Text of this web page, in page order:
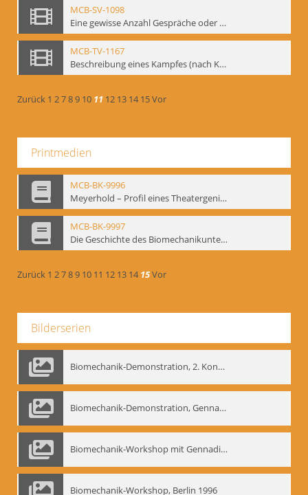
MCB-SV-1098
Eine gewisse Anzahl Gespräche oder das völlig umgearbeitete Stundenbuch, Berlin 1995.
MCB-TV-1167
Beschreibung eines Kampfes (nach Kafka)
Zurück 1 2789 10 11 12 13 14 15Vor
Printmedien
MCB-BK-9996
Meyerhold – Profil eines Theatergenies. Vortrag. Arbeitsdemonstration - interne Signatur: BM-prt-203
MCB-BK-9997
Die Geschichte des Biomechanikunterrichts im Theater der Satire - interne Signatur: BM-prt-204
Zurück 1 2789 10 11 12 13 14 15Vor
Bilderserien
Biomechanik-Demonstration, 2. Kongress der EMF, Mai 1995
Biomechanik-Demonstration, Gennadij Bogdanow im Berliner Ensemble, 04.10.1991
Biomechanik-Workshop mit Gennadij Nikolajewitsch Bogdanow im Mime Centrum Berlin, 1991
Biomechanik-Workshop, Berlin 1996